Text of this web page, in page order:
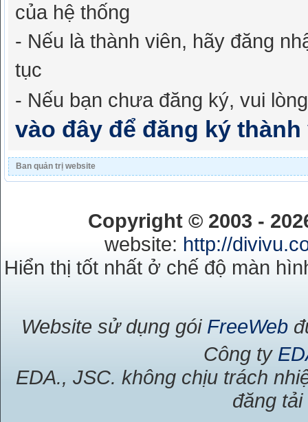
của hệ thống
- Nếu là thành viên, hãy đăng
tục
- Nếu bạn chưa đăng ký, vui
vào đây để đăng ký thành
Ban quản trị website
Copyright © 2003 -
website: http://
Hiển thị tốt nhất ở chế độ màn
Website sử dụng gói FreeWeb
Công ty
EDA., JSC. không chịu trách
đăng